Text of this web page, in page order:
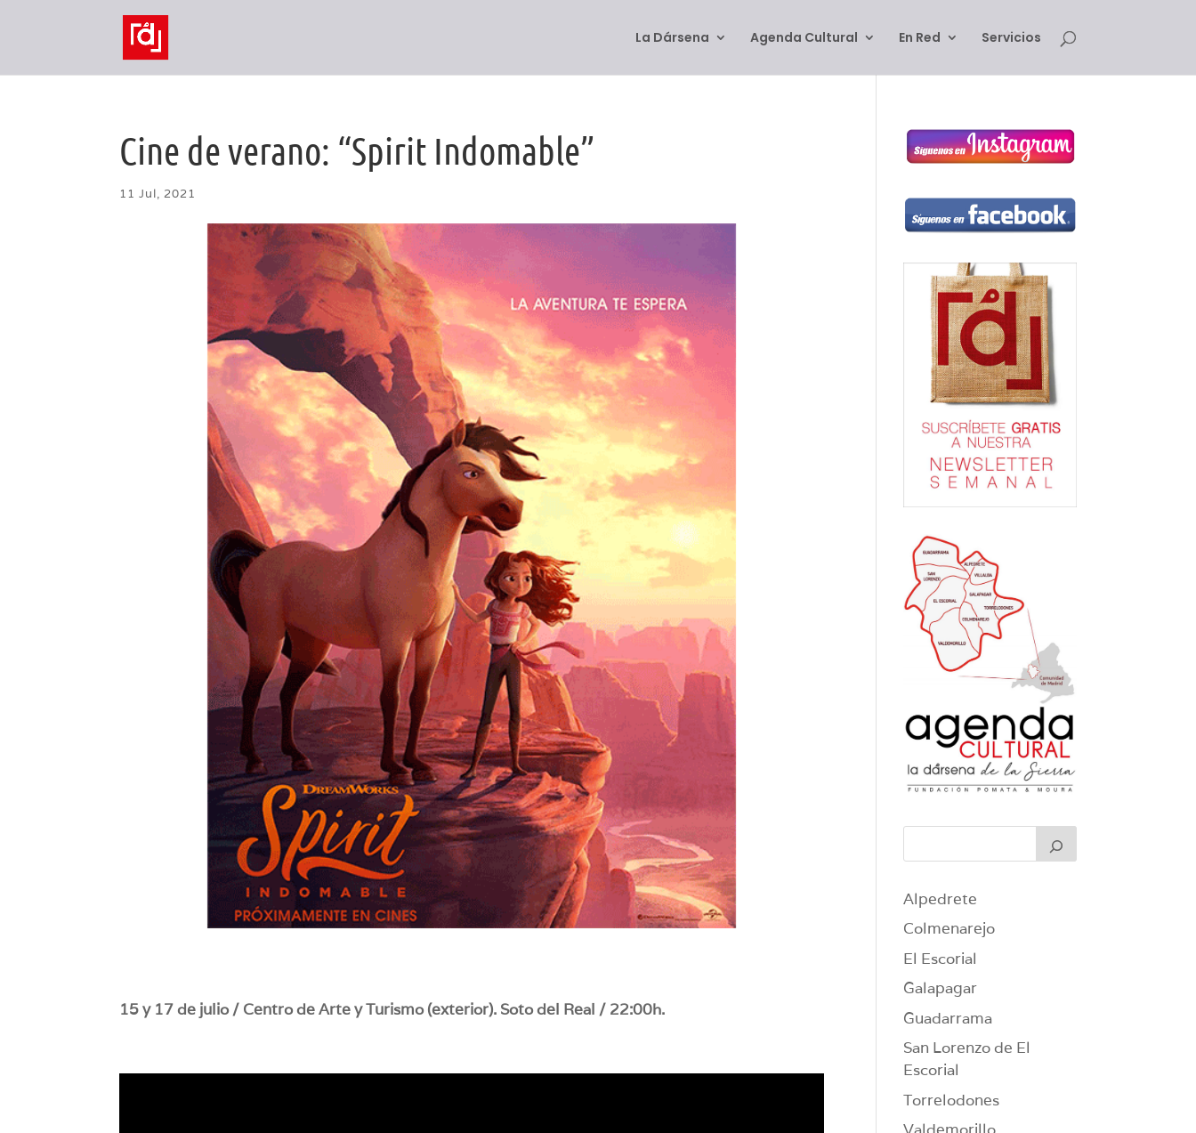
La Dársena Agenda Cultural En Red Servicios
Cine de verano: “Spirit Indomable”
11 Jul, 2021
15 y 17 de julio / Centro de Arte y Turismo (exterior). Soto del Real / 22:00h.
Alpedrete
Colmenarejo
El Escorial
Galapagar
Guadarrama
San Lorenzo de El
Escorial
Torrelodones